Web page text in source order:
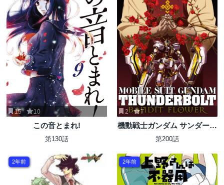
15 10
この音とまれ!
第130話
2 7
機動戦士ガンダム サンダーボ
ルト
第200話
2年前 2年前